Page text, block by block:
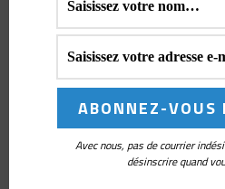
ParrainageAvec nous, pas de courrier
désinscrire quand